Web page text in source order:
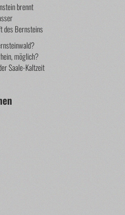
brennt
des Bernsteins
möglich?
Saale-Kaltzeit